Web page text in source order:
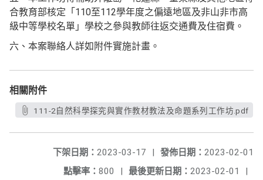
合教育部核定「110至112學年度之偏遠地區及非山非市高
級中等學校名單」學校之參與教師往返交通費及住宿費。
六、本案聯絡人詳如附件實施計畫。
相關附件
111-2自然科學探究與實作教材教法及命題系列工作坊.pdf
發佈日期： 2023-02-01
下架日期： 2023-03-17
|
最後更新日期： 2023-02-01 |
點擊率： 800 |